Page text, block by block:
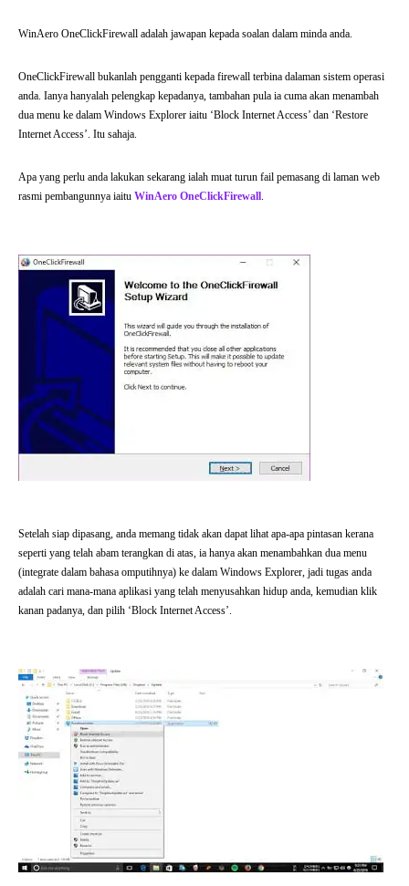
WinAero OneClickFirewall adalah jawapan kepada soalan dalam minda anda.
OneClickFirewall bukanlah pengganti kepada firewall terbina dalaman sistem operasi
anda. Ianya hanyalah pelengkap kepadanya, tambahan pula ia cuma akan menambah
dua menu ke dalam Windows Explorer iaitu ‘Block Internet Access’ dan ‘Restore
Internet Access’. Itu sahaja.
Apa yang perlu anda lakukan sekarang ialah muat turun fail pemasang di laman web
rasmi pembangunnya iaitu WinAero OneClickFirewall.
Setelah siap dipasang, anda memang tidak akan dapat lihat apa-apa pintasan kerana
seperti yang telah abam terangkan di atas, ia hanya akan menambahkan dua menu
(integrate dalam bahasa omputihnya) ke dalam Windows Explorer, jadi tugas anda
adalah cari mana-mana aplikasi yang telah menyusahkan hidup anda, kemudian klik
kanan padanya, dan pilih ‘Block Internet Access’.